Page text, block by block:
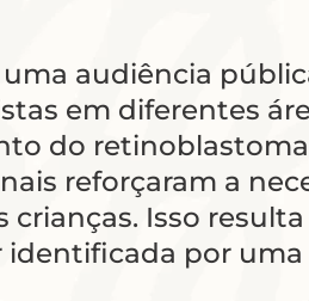
audiência
em diferentes
do
reforçaram a
crianças. Isso
identificada por